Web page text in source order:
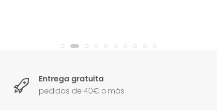
Entrega gratuita
pedidos de 40€ o más